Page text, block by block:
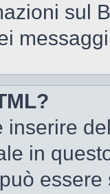
sul
inserire
in